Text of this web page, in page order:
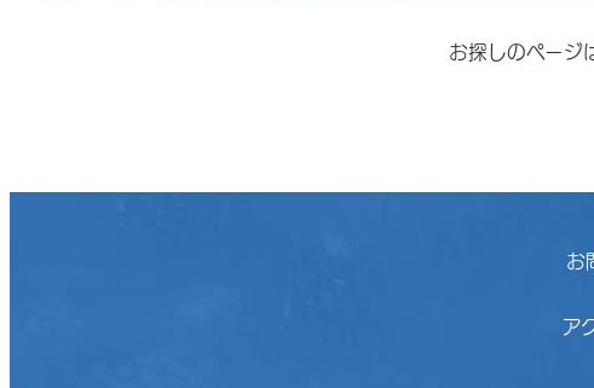
お探しのページ
お
ア